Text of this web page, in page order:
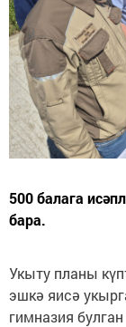
500 балага
бара.
Укыту планы
эшкә яисә
гимназия